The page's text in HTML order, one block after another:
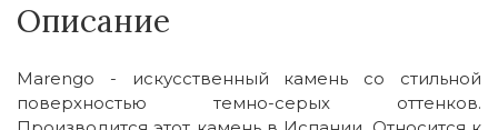
Описание
Marengo - искусственный камень со стильной
поверхностью темно-серых оттенков.